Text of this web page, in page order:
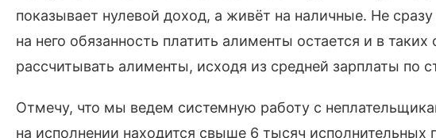
показывает нулевой доход, а живёт на наличные. Не
на него обязанность платить алименты остается и в
рассчитывать алименты, исходя из средней зарплаты по
Отмечу, что мы ведем системную работу с
на исполнении находится свыше 6 тысяч исполнительных